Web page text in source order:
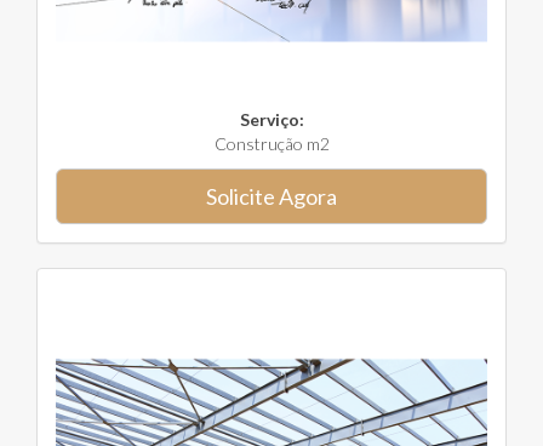
Serviço:
Construção m2
Solicite Agora